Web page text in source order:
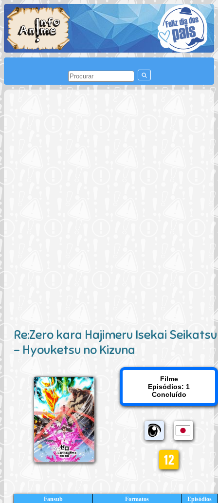
Re:Zero kara Hajimeru Isekai Seikatsu
- Hyouketsu no Kizuna
Filme
Episódios: 1
Concluído
Fansub Formatos
Episódios